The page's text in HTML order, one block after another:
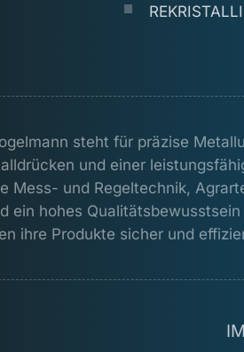
steht für präzise
und einer
Mess- und Regeltechnik,
ein hohes
ihre Produkte sicher und